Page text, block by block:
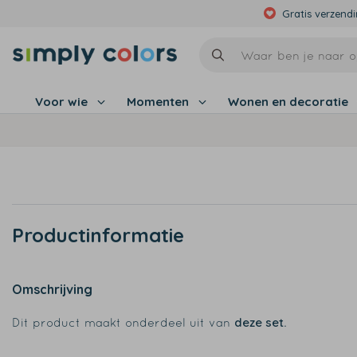
Gratis
Voor wie Momenten Wonen en decoratie
Productinformatie
Omschrijving
Dit product maakt onderdeel uit van deze set.